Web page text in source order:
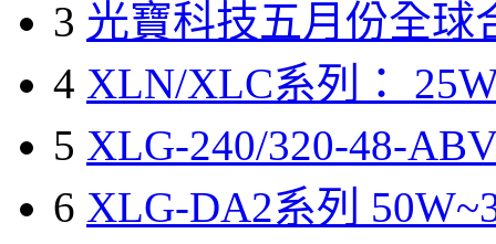
3 光寶科技五月份全球
4 XLN/XLC系列：
5 XLG-240/320-48-
6 XLG-DA2系列